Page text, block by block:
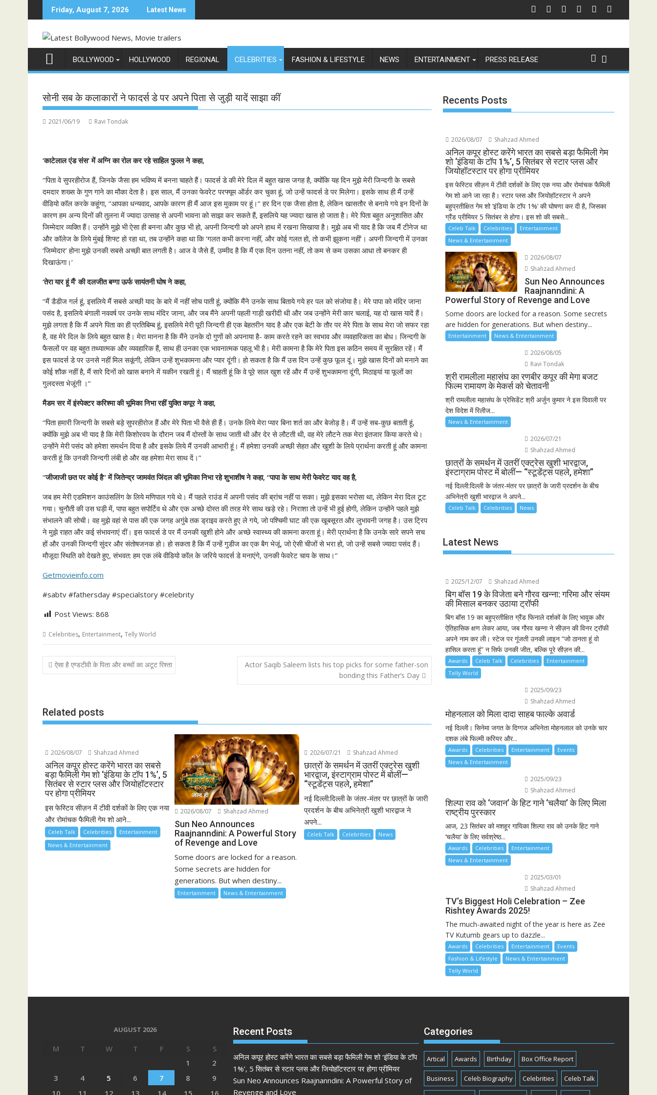
to
Friday, August 7, 2026 Latest News
BOLLYWOOD HOLLYWOOD REGIONAL CELEBRITIES FASHION & LIFESTYLE NEWS ENTERTAINMENT PRESS RELEASE
सोनी सब के कलाकारों ने फादर्स डे पर अपने पिता से जुड़ी यादें साझा कीं
2021/06/19 Ravi Tondak
‘काटेलाल एंड संस’ में अग्नि का रोल कर रहे साहिल फुल्‍ल ने कहा,
‘‘पिता वे सुपरहीरोज हैं, जिनके जैसा हम भविष्‍य में बनना चाहते हैं। फादर्स डे की मेरे दिल में बहुत खास जगह है, क्‍योंकि यह दिन मुझे मेरी जिन्‍दगी के सबसे
दमदार शख्‍स के गुण गाने का मौका देता है। इस साल, मैं उनका फेवरेट परफ्यूम ऑर्डर कर चुका हूं, जो उन्‍हें फादर्स डे पर मिलेगा। इसके साथ ही मैं उन्‍हें
वीडियो कॉल करके कहूंगा, ‘’आपका धन्‍यवाद, आपके कारण ही मैं आज इस मुकाम पर हूं।‘’ हर दिन एक जैसा होता है, लेकिन खासतौर से बनाये गये इन दिनों के
कारण हम अन्‍य दिनों की तुलना में ज्‍यादा उत्‍साह से अपनी भावना को साझा कर सकते हैं, इसलिये यह ज्‍यादा खास हो जाता है। मेरे पिता बहुत अनुशासित और
जिम्‍मेदार व्‍यक्ति हैं। उन्‍होंने मुझे भी ऐसा ही बनना और कुछ भी हो, अपनी जिन्‍दगी को अपने हाथ में रखना सिखाया है। मुझे अब भी याद है कि जब मैं टीनेज था
और कॉलेज के लिये मुं‍बई शिफ्ट हो रहा था, तब उन्‍होंने कहा था कि ‘गलत कभी करना नहीं, और कोई गलत हो, तो कभी झुकना नहीं’। अपनी जिन्‍दगी में उनका
‘जिम्‍मेदार’ होना मुझे उनकी सबसे अच्‍छी बात लगती है। आज वे जैसे हैं, उम्‍मीद है‍ कि मैं एक दिन उतना नहीं, तो कम से कम उसका आधा तो बनकर ही
दिखाऊंगा।’
‘तेरा यार हूं मैं’ की दलजीत बग्‍गा ऊर्फ सायंतनी घोष ने कहा,
‘‘मैं डैडीज गर्ल हूं, इस‍लिये मैं सबसे अच्‍छी याद के बारे में नहीं सोच पाती हूं, क्‍योंकि मैंने उनके साथ बिताये गये हर पल को संजोया है। मेरे पापा को मंदिर जाना
पसंद है, इसलिये बंगाली नववर्ष पर उनके साथ मंदिर जाना, और जब मैंने अपनी पहली गाड़ी खरीदी थी और जब उन्‍होंने मेरी कार चलाई, यह दो खास यादें हैं।
मुझे लगता है कि मैं अपने पिता का ही प्रतिबिम्‍ब हूं, इसलिये मेरी पूरी जिन्‍दगी ही एक बेहतरीन याद है और एक बेटी के तौर पर मेरे पिता के साथ मेरा जो सफर रहा
है, वह मेरे दिल के लिये बहुत खास है। मेरा मानना है कि मैंने उनके दो गुणों को अपनाया है- काम करते रहने का स्‍वभाव और व्‍यवहारिकता का बोध। जिन्‍दगी के
फैसलों पर वह बहुत तथ्‍यात्‍मक और व्‍यवहारिक हैं, साथ ही उनका एक भावनात्‍मक पहलू भी है। मेरी कामना है कि मेरे पिता इस कठिन समय में सुरक्षित रहें। मैं
इस फादर्स डे पर उनसे नहीं मिल सकूंगी, लेकिन उन्‍हें शुभकामना और प्‍यार दूंगी। हो सकता है कि मैं उस दिन उन्‍हें कुछ फूल दूं। मुझे खास दिनों को मनाने का
कोई शौक नहीं है, मैं सारे दिनों को खास बनाने में यकीन रखती हूं। मैं चाहती हूं कि वे पूरे साल खुश रहें और मैं उन्‍हें शुभकामना दूंगी, मिठाइयां या फूलों का
गुलदस्‍ता भेजूंगी ।’’
मैडम सर में इंस्‍पेक्‍टर करिश्‍मा की भूमिका निभा रहीं युक्ति कपूर ने कहा,
‘‘पिता हमारी जिन्‍दगी के सबसे बड़े सुपरहीरोज हैं और मेरे पिता भी वैसे ही हैं। उनके लिये मेरा प्‍यार बिना शर्त का और बेजोड़ है। मैं उन्‍हें सब-कुछ बताती हूं,
क्‍योंकि मुझे अब भी याद है कि मेरी किशोरवय के दौरान जब मैं दोस्‍तों के साथ जाती थी और देर से लौटती थी, वह मेरे लौटने तक मेरा इंतजार किया करते थे।
उन्‍होंने मेरी पसंद को हमेशा समर्थन दिया है और इसके लिये मैं उनकी आभारी हूं। मैं हमेशा उनकी अच्‍छी सेहत और खुशी के लिये प्रार्थना करती हूं और कामना
करती हूं कि उनकी जिन्‍दगी लंबी हो और वह हमेशा मेरा साथ दें।’’
‘‘जीजाजी छत पर कोई है” में जितेन्‍द्र जामवंत जिंदल की भूमिका निभा रहे शुभाशीष ने कहा, ‘‘पापा के साथ मेरी फेवरेट याद वह है,
जब हम मेरी एडमिशन काउंसलिंग के लिये मणिपाल गये थे। मैं पहले राउंड में अपनी पसंद की ब्रांच नहीं पा सका। मुझे इसका भरोसा था, लेकिन मेरा दिल टूट
गया। चुनौती की उस घड़ी में, पापा बहुत सपोर्टिव थे और एक अच्‍छे दोस्‍त की तरह मेरे साथ खड़े रहे। निराशा तो उन्‍हें भी हुई होगी, लेकिन उन्‍होंने पहले मुझे
संभालने की सोची। वह मुझे वहां से पास की एक जगह अगुंबे तक ड्राइव करते हुए ले गये, जो पश्चिमी घाट की एक खूबसूरत और लुभावनी जगह है। उस ट्रिप
ने मुझे राहत और कई संभावनाएं दीं। इस फादर्स डे पर मैं उनकी खुशी होने और अच्‍छे स्‍वास्‍थ्‍य की कामना करता हूं। मेरी प्रार्थना है कि उनके सारे सपने सच
हों और उनकी जिन्‍दगी सुंदर और संतोषजनक हो। हो सकता है कि मैं उन्‍हें गुडीज का एक बैग भेजूं, जो ऐसी चीजों से भरा हो, जो उन्‍हें सबसे ज्‍यादा पसंद हैं।
मौजूदा स्थिति को देखते हुए, संभवत: हम एक लंबे वीडियो कॉल के जरिये फादर्स डे मनाएंगे, उनकी फेवरेट चाय के साथ।‘’
Getmovieinfo.com
#sabtv #fathersday #specialstory #celebrity
Post Views: 868
Celebrities, Entertainment, Telly World
Post
navigation
ऐसा है एण्डटीवी के पिता और बच्चों का अटूट रिश्ता
Actor Saqib Saleem lists his top picks for some father-son
bonding this Father’s Day
Related posts
2026/08/07 Shahzad Ahmed
अनिल कपूर होस्ट करेंगे भारत का सबसे
बड़ा फैमिली गेम शो ‘इंडिया के टॉप 1%’, 5
सितंबर से स्टार प्लस और जियोहॉटस्टार
पर होगा प्रीमियर
इस फेस्टिव सीज़न में टीवी दर्शकों के लिए एक नया
और रोमांचक फैमिली गेम शो आने...
Celeb Talk Celebrities
Entertainment
News & Entertainment
2026/08/07 Shahzad Ahmed
Sun Neo Announces
Raajnanndini: A Powerful Story
of Revenge and Love
Some doors are locked for a reason.
Some secrets are hidden for
generations. But when destiny...
Entertainment News & Entertainment
2026/07/21 Shahzad Ahmed
छात्रों के समर्थन में उतरीं एक्ट्रेस खुशी
भारद्वाज, इंस्टाग्राम पोस्ट में बोलीं—
“स्टूडेंट्स पहले, हमेशा”
नई दिल्ली:दिल्ली के जंतर-मंतर पर छात्रों के जारी
प्रदर्शन के बीच अभिनेत्री खुशी भारद्वाज ने
अपने...
Celeb Talk Celebrities News
Recents Posts
2026/08/07 Shahzad Ahmed
अनिल कपूर होस्ट करेंगे भारत का सबसे बड़ा फैमिली गेम
शो ‘इंडिया के टॉप 1%’, 5 सितंबर से स्टार प्लस और
जियोहॉटस्टार पर होगा प्रीमियर
इस फेस्टिव सीज़न में टीवी दर्शकों के लिए एक नया और रोमांचक फैमिली
गेम शो आने जा रहा है। स्टार प्लस और जियोहॉटस्टार ने अपने
बहुप्रतीक्षित गेम शो ‘इंडिया के टॉप 1%’ की घोषणा कर दी है, जिसका
ग्रैंड प्रीमियर 5 सितंबर से होगा। इस शो की सबसे...
Celeb Talk Celebrities
Entertainment
News & Entertainment
2026/08/07
Shahzad Ahmed
Sun Neo Announces
Raajnanndini: A
Powerful Story of Revenge and Love
Some doors are locked for a reason. Some secrets
are hidden for generations. But when destiny...
Entertainment News & Entertainment
2026/08/05
Ravi Tondak
श्री रामलीला महासंघ का रणबीर कपूर की मेगा बजट
फिल्म रामायण के मेकर्स को चेतावनी
श्री रामलीला महासंघ के प्रेसिडेंट श्री अर्जुन कुमार ने इस दिवाली पर
देश विदेश में रिलीज...
News & Entertainment
2026/07/21
Shahzad Ahmed
छात्रों के समर्थन में उतरीं एक्ट्रेस खुशी भारद्वाज,
इंस्टाग्राम पोस्ट में बोलीं— “स्टूडेंट्स पहले, हमेशा”
नई दिल्ली:दिल्ली के जंतर-मंतर पर छात्रों के जारी प्रदर्शन के बीच
अभिनेत्री खुशी भारद्वाज ने अपने...
Celeb Talk Celebrities News
Latest News
2025/12/07 Shahzad Ahmed
बिग बॉस 19 के विजेता बने गौरव खन्ना: गरिमा और संयम
की मिसाल बनकर उठाया ट्रॉफी
बिग बॉस 19 का बहुप्रतीक्षित ग्रैंड फिनाले दर्शकों के लिए भावुक और
ऐतिहासिक क्षण लेकर आया, जब गौरव खन्ना ने सीज़न की विनर ट्रॉफी
अपने नाम कर ली। स्टेज पर गूंजती उनकी लाइन “जो ठानता हूं वो
हासिल करता हूं” न सिर्फ उनकी जीत, बल्कि पूरे सीज़न की...
Awards Celeb Talk Celebrities
Entertainment
Telly World
2025/09/23
Shahzad Ahmed
मोहनलाल को मिला दादा साहब फाल्के अवार्ड
नई दिल्ली। सिनेमा जगत के दिग्गज अभिनेता मोहनलाल को उनके चार
दशक लंबे फिल्मी करियर और...
Awards Celebrities Entertainment
Events
News & Entertainment
2025/09/23
Shahzad Ahmed
शिल्पा राव को ‘जवान’ के हिट गाने ‘चलैया’ के लिए मिला
राष्ट्रीय पुरस्कार
आज, 23 सितंबर को मशहूर गायिका शिल्पा राव को उनके हिट गाने
‘चलैया’ के लिए सर्वश्रेष्ठ...
Awards Celebrities
Entertainment
News & Entertainment
2025/03/01
Shahzad Ahmed
TV’s Biggest Holi Celebration – Zee
Rishtey Awards 2025!
The much-awaited night of the year is here as Zee
TV Kutumb gears up to dazzle...
Awards Celebrities Entertainment
Events
Fashion & Lifestyle
News & Entertainment
Telly World
AUGUST 2026
M T W T F S
S
1
2
3
4 5 6 7 8
9
10
11 12 13 14 15 16
Recent Posts
अनिल कपूर होस्ट करेंगे भारत का सबसे बड़ा फैमिली गेम शो ‘इंडिया के टॉप
1%’, 5 सितंबर से स्टार प्लस और जियोहॉटस्टार पर होगा प्रीमियर
Sun Neo Announces Raajnanndini: A Powerful Story of
Revenge and Love
Categories
Artical Awards Birthday Box Office Report
Business Celeb Biography Celebrities Celeb Talk